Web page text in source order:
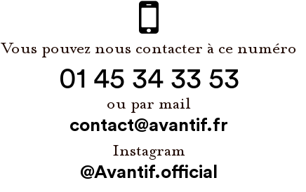
Vous pouvez nous contacter à ce numéro
01 45 34 33 53
ou par mail
contact@avantif.fr
Instagram
@Avantif.official